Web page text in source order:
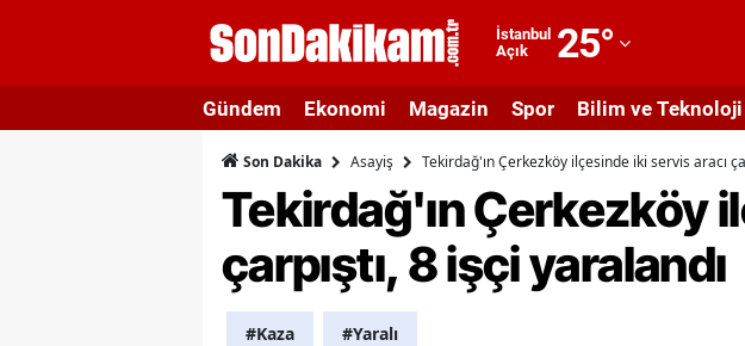
İstanbul
Açık
25°
Adıyaman
Afyonkarahisar
Ağrı
Amasya
Gündem Ekonomi Magazin Spor Bilim ve Teknoloji
Son Dakika Asayiş Tekirdağ'ın Çerkezköy ilçesinde iki servis aracı
Tekirdağ'ın Çerkezköy
çarpıştı, 8 işçi yaralandı
#Kaza #Yaralı